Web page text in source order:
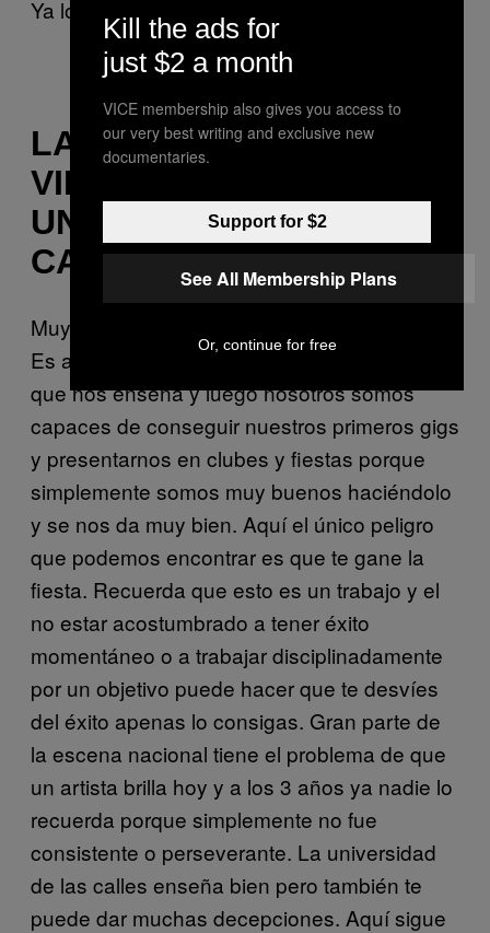
Ya lo dijimos. Indispensable.
LA LICENCIATURA DE LA
VIDA EN LA
UNIVERSIDAD DE LAS
CALLES
Muy parecida a la anterior pero sin youtube.
Es aquí donde hacemos uso de un amigo
que nos enseña y luego nosotros somos
capaces de conseguir nuestros primeros gigs
y presentarnos en clubes y fiestas porque
simplemente somos muy buenos haciéndolo
y se nos da muy bien. Aquí el único peligro
que podemos encontrar es que te gane la
fiesta. Recuerda que esto es un trabajo y el
no estar acostumbrado a tener éxito
momentáneo o a trabajar disciplinadamente
por un objetivo puede hacer que te desvíes
del éxito apenas lo consigas. Gran parte de
la escena nacional tiene el problema de que
un artista brilla hoy y a los 3 años ya nadie lo
recuerda porque simplemente no fue
consistente o perseverante. La universidad
de las calles enseña bien pero también te
puede dar muchas decepciones. Aquí sigue
Kill the ads for
just $2 a month
VICE membership also gives you access to
our very best writing and exclusive new
documentaries.
Support for $2
See All Membership Plans
Or, continue for free